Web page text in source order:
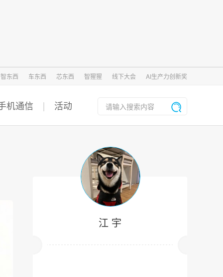
智东西 车东西 芯东西 智猩猩 线下大会 AI生产力创新奖
机通信 活动
江 宇